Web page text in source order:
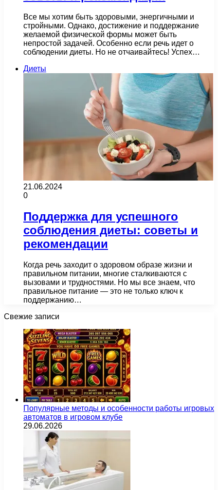
Все мы хотим быть здоровыми, энергичными и
стройными. Однако, достижение и поддержание
желаемой физической формы может быть
непростой задачей. Особенно если речь идет о
соблюдении диеты. Но не отчаивайтесь! Успех…
Диеты
21.06.2024
0
Поддержка для успешного
соблюдения диеты: советы и
рекомендации
Когда речь заходит о здоровом образе жизни и
правильном питании, многие сталкиваются с
вызовами и трудностями. Но мы все знаем, что
правильное питание — это не только ключ к
поддержанию…
Свежие записи
Популярные методы и особенности работы игровых
автоматов в игровом клубе
29.06.2026